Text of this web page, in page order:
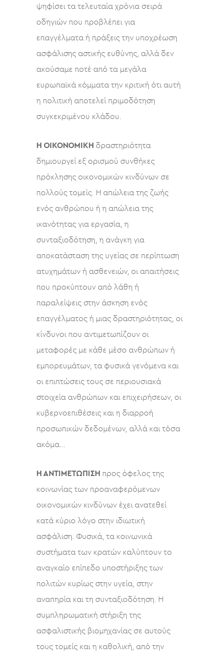
ψηφίσει τα τελευταία χρόνια σειρά
οδηγιών που προβλέπει για
επαγγέλματα ή πράξεις την υποχρέωση
ασφάλισης αστικής ευθύνης, αλλά δεν
ακούσαμε ποτέ από τα μεγάλα
ευρωπαϊκά κόμματα την κριτική ότι αυτή
η πολιτική αποτελεί πριμοδότηση
συγκεκριμένου κλάδου.
Η ΟΙΚΟΝΟΜΙΚΗ δραστηριότητα
δημιουργεί εξ ορισμού συνθήκες
πρόκλησης οικονομικών κινδύνων σε
πολλούς τομείς. Η απώλεια της ζωής
ενός ανθρώπου ή η απώλεια της
ικανότητας για εργασία, η
συνταξιοδότηση, η ανάγκη για
αποκατάσταση της υγείας σε περίπτωση
ατυχημάτων ή ασθενειών, οι απαιτήσεις
που προκύπτουν από λάθη ή
παραλείψεις στην άσκηση ενός
επαγγέλματος ή μιας δραστηριότητας, οι
κίνδυνοι που αντιμετωπίζουν οι
μεταφορές με κάθε μέσο ανθρώπων ή
εμπορευμάτων, τα φυσικά γενόμενα και
οι επιπτώσεις τους σε περιουσιακά
στοιχεία ανθρώπων και επιχειρήσεων, οι
κυβερνοεπιθέσεις και η διαρροή
προσωπικών δεδομένων, αλλά και τόσα
ακόμα…
Η ΑΝΤΙΜΕΤΩΠΙΣΗ προς όφελος της
κοινωνίας των προαναφερόμενων
οικονομικών κινδύνων έχει ανατεθεί
κατά κύριο λόγο στην ιδιωτική
ασφάλιση. Φυσικά, τα κοινωνικά
συστήματα των κρατών καλύπτουν το
αναγκαίο επίπεδο υποστήριξης των
πολιτών κυρίως στην υγεία, στην
αναπηρία και τη συνταξιοδότηση. Η
συμπληρωματική στήριξη της
ασφαλιστικής βιομηχανίας σε αυτούς
τους τομείς και η καθολική, από την